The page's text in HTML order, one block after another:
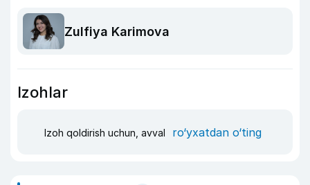
Zulfiya Karimova
Izohlar
Izoh qoldirish uchun, avval ro‘yxatdan o‘ting